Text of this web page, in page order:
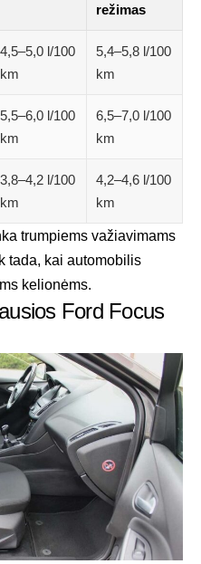
režimas
4,5–5,0 l/100
km
5,4–5,8 l/100
km
5,5–6,0 l/100
km
6,5–7,0 l/100
km
3,8–4,2 l/100
km
4,2–4,6 l/100
km
trumpiems važiavimams
tada, kai automobilis
kelionėms.
Ford Focus